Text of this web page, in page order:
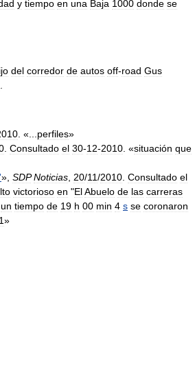
y tiempo en una Baja 1000 donde se
del corredor de autos off-road Gus
. «... perfiles»
Consultado el 30-12-2010 . «situación que
'», SDP Noticias 20/11/2010 Consultado el
victorioso en "ElAbuelo de las carreras
un tiempo de 19 h 00 min 4 s se coronaron
»